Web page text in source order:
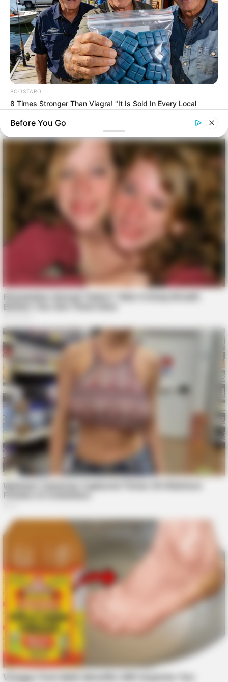
BOOSTARO
8 Times Stronger Than Viagra! "It Is Sold In Every Local
ER Doctor Exposes The $1 Viagra Secret Hidden On CVS
TIPS AND LIFE HACKS
People Are Shocked!
Hemorrhoids Gone In 24 Hours With This Secret Method
Before You Go